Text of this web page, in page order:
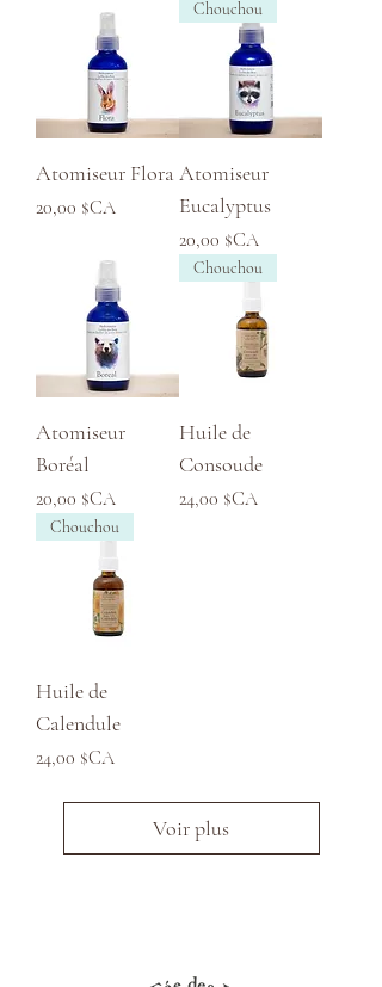
Atomiseur Flora
Prix
20,00 $CA
Chouchou
Atomiseur
Eucalyptus
Prix
20,00 $CA
Atomiseur
Boréal
Prix
20,00 $CA
Chouchou
Huile de
Consoude
Prix
24,00 $CA
Chouchou
Huile de
Calendule
Prix
24,00 $CA
Voir plus